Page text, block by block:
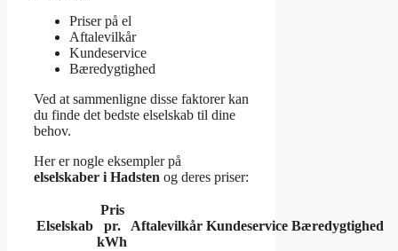
Priser på el
Aftalevilkår
Kundeservice
Bæredygtighed
Ved at sammenligne disse faktorer kan
du finde det bedste elselskab til dine
behov.
Her er nogle eksempler på
elselskaber i Hadsten og deres priser:
Elselskab
Pris
pr.
kWh
Aftalevilkår Kundeservice Bæredygtighed